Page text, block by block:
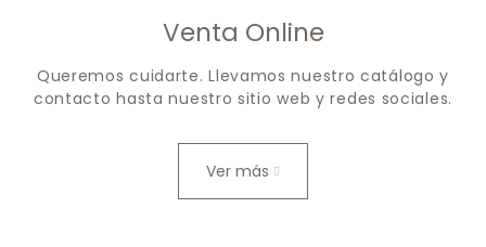
Venta Online
Queremos cuidarte. Llevamos nuestro catálogo y
contacto hasta nuestro sitio web y redes sociales.
Ver más